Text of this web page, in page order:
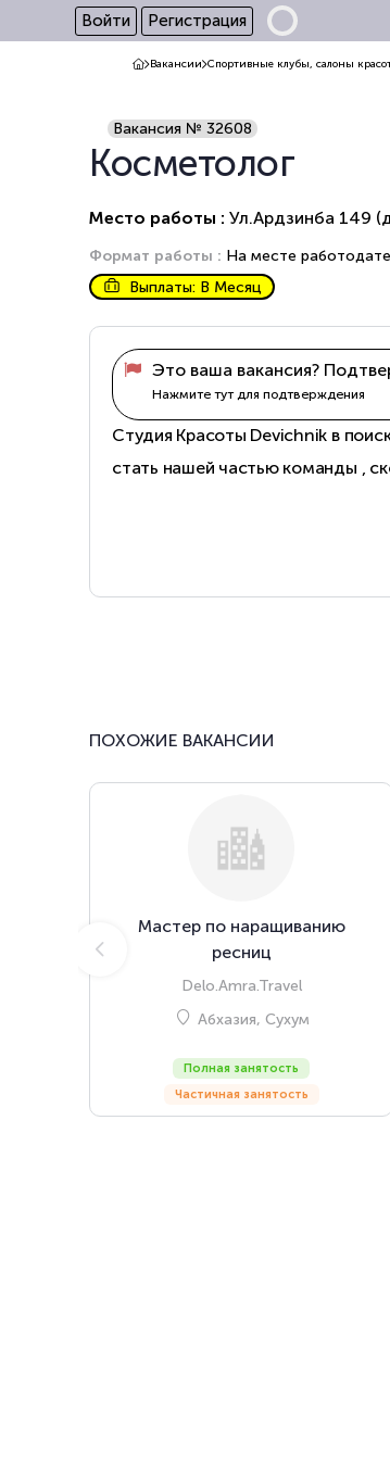
Войти Регистрация
Вакансии Спортивные клубы, салоны
Косметолог
Место работы : Ул.Ардзинба 149
Формат работы : На месте
Выплаты: В Месяц
Вакансия № 32608
Это ваша вакансия?
Нажмите тут для подтверждения
Студия Красоты Devichnik в
стать нашей частью команды ,
ПОХОЖИЕ ВАКАНСИИ
Мастер по наращиванию
ресниц
Delo.Amra.Travel
Абхазия, Сухум
Полная занятость
Частичная занятость